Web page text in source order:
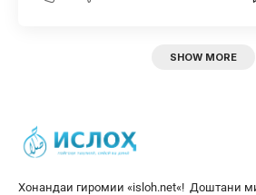
SHOW MORE
Хонандаи гиромии «isloh.net«! Доштани